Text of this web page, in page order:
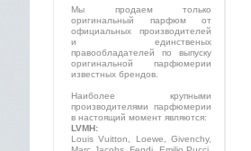
Мы продаем только
оригинальный парфюм от
официальных производителей
и единственых
правообладателей по выпуску
оригинальной парфюмерии
известных брендов.
Наиболее крупными
производителями парфюмерии
в настоящий момент являются:
LVMH:
Louis Vuitton, Loewe, Givenchy,